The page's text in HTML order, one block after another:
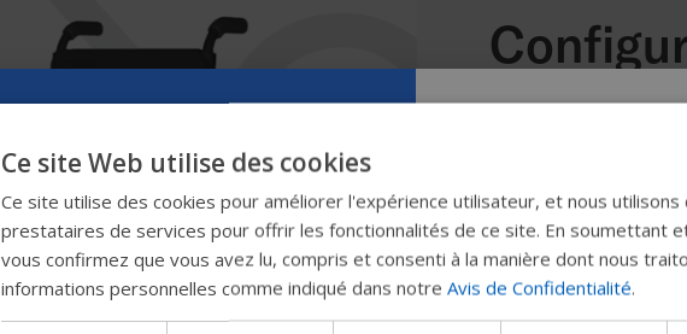
fauteuil
Vous n'avez pas
le simplement chez
Attention:SVP ne
nouveau
Permobil
Nous testons un moyen
Ce site Web utilise des cookies
Ce site utilise des cookies pour améliorer l'expérience utilisateur, et nous
prestataires de services pour offrir les fonctionnalités de ce site. En soumettant
vous confirmez que vous avez lu, compris et consenti à la manière dont nous
informations personnelles comme indiqué dans notre Avis de Confidentialité.